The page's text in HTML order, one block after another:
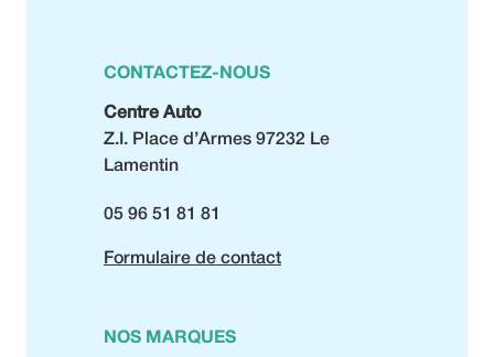
CONTACTEZ-NOUS
Centre Auto
Z.I. Place d’Armes 97232 Le
Lamentin
05 96 51 81 81
Formulaire de contact
NOS MARQUES